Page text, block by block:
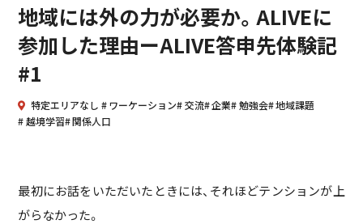
地域には外の力が必要か。ALIVEに
参加した理由ーALIVE答申先体験記
#1
特定エリアなし ワーケーション 交流 企業 勉強会 地域課題
越境学習 関係人口
最初にお話をいただいたときには、それほどテンションが上
がらなかった。